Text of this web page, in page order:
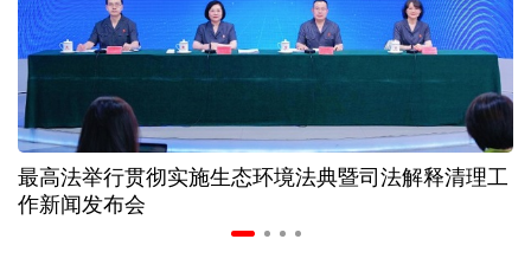
上半年我国黄金消费量511.412吨 同比增长1.23%
AI客服承诺不实、人工客服接入困难 中消协回应
数据有了“身份证” 我国正稳步推进数据产权登记
最高法举行贯彻实施生态环境法典暨司法解释清理工
作新闻发布会